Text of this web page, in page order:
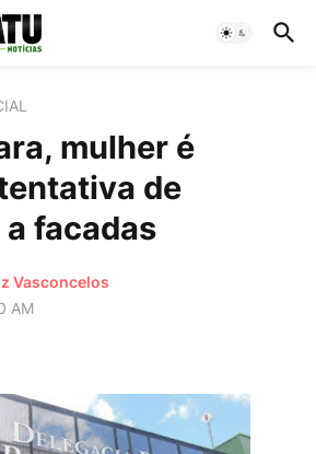
mulher é
de
facadas
Vasconcelos
AM